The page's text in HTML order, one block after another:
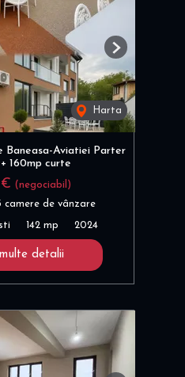
Harta
Next
Baneasa-Aviatiei Parter
160mp curte
€ (negociabil)
de vânzare
142 mp 2024
detalii